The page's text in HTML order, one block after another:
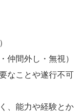
仲間外し・無視）
なことや遂行不可
、能力や経験とか